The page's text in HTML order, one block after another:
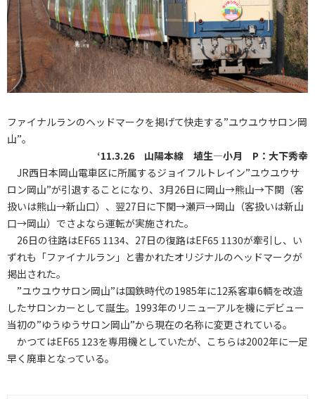
ファイナルランのヘッドマークを掲げて快走する”ユウユウサロン岡
山”。
‘11.3.26 山陽本線 埴生―小月 P：大下秀幸
JR西日本岡山電車区に所属するジョイフルトレイン”ユウユウサ
ロン岡山”が引退することになり、3月26日に岡山→熊山→下関（客
扱いは熊山→新山口）、翌27日に下関→瀬戸→岡山（客扱いは新山
口→岡山）でさよなら運転が実施された。
26日の往路はEF65 1134、27日の復路はEF65 1130が牽引し、い
ずれも「ファイナルラン」と書かれたオリジナルのヘッドマークが
掲出された。
”ユウユウサロン岡山”は国鉄時代の1985年に12系客車6輌を改造
したサロンカーとして誕生。1993年のリニューアルを機にデビュー
当初の”ゆうゆうサロン岡山”から現在の名称に変更されている。
かつてはEF65 123を専用機としていたが、こちらは2002年に一足
早く廃車となっている。